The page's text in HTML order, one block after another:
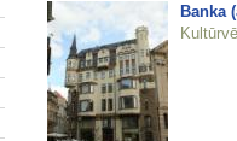
Banka